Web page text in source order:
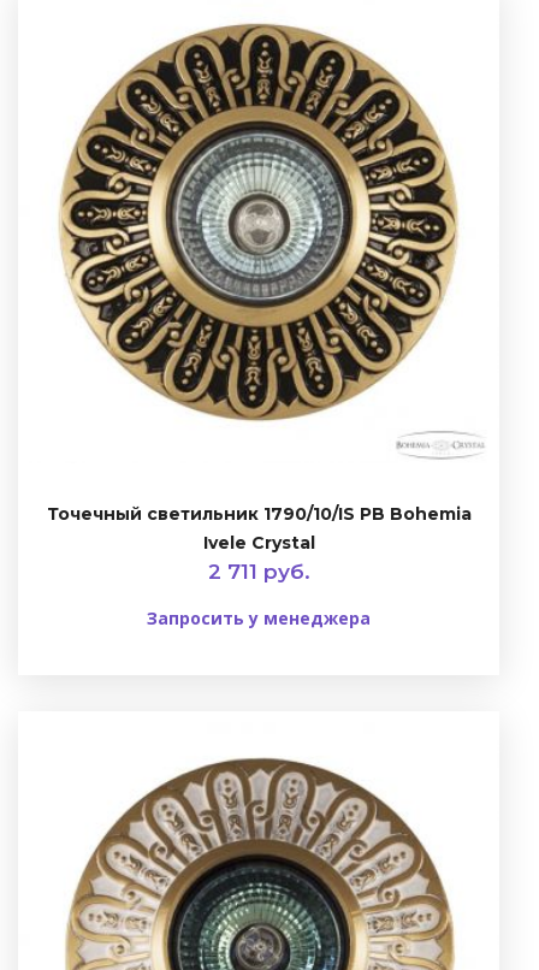
Точечный светильник 1790/10/IS PB Bohemia
Ivele Crystal
2 711 руб.
Запросить у менеджера